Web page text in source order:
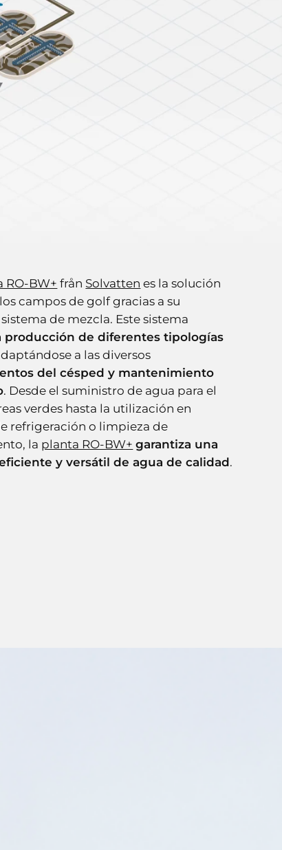
RO-BW+ från Solvatten es la solución
campos de golf gracias a su
de mezcla. Este sistema
producción de diferentes tipologías
a las diversos
del césped y mantenimiento
. Desde el suministro de agua para el
verdes hasta la utilización en
refrigeración o limpieza de
la planta RO-BW+ garantiza una
y versátil de agua de calidad.